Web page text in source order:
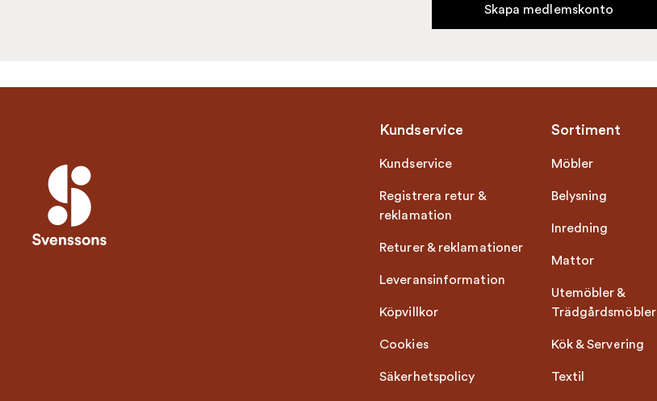
Skapa medlemskonto
Kundservice
Kundservice
Registrera retur &
reklamation
Returer & reklamationer
Leveransinformation
Köpvillkor
Cookies
Säkerhetspolicy
Sortiment
Möbler
Belysning
Inredning
Mattor
Utemöbler &
Trädgårdsmöbler
Kök & Servering
Textil